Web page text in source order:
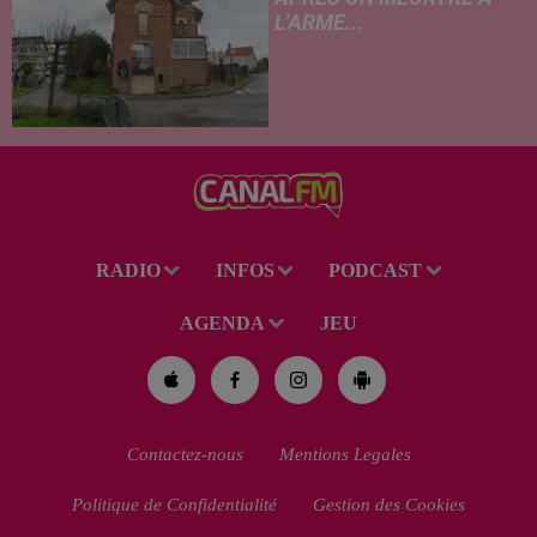
L'ARME...
pour homicide...
RADIO INFOS PODCAST
AGENDA JEU
Contactez-nous Mentions Legales
Politique de Confidentialité Gestion des Cookies